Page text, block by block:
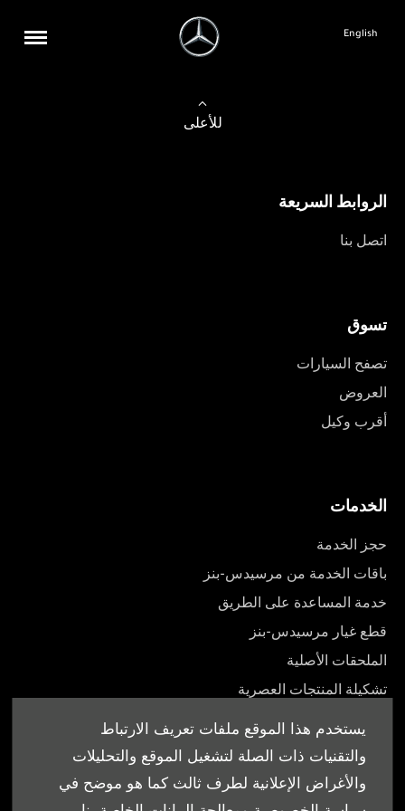
يستخدم هذا الموقع ملفات تعريف الارتباط
والتقنيات ذات الصلة لتشغيل الموقع والتحليلات
والأغراض الإعلانية لطرف ثالث كما هو موضح في
English
للأعلى
الروابط السريعة
اتصل بنا
تسوق
تصفح السيارات
العروض
أقرب وكيل
الخدمات
حجز الخدمة
باقات الخدمة من مرسيدس-بنز
خدمة المساعدة على الطريق
قطع غيار مرسيدس-بنز
الملحقات الأصلية
تشكيلة المنتجات العصرية